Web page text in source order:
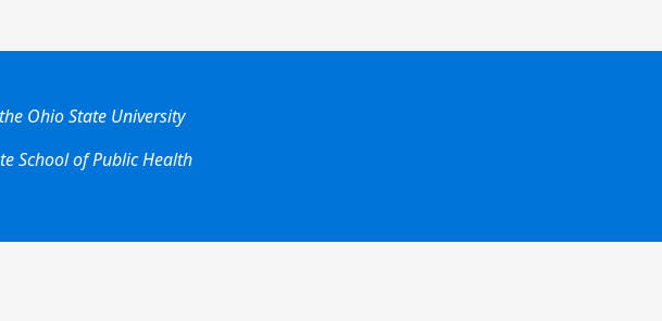
Ohio State University
School of Public Health